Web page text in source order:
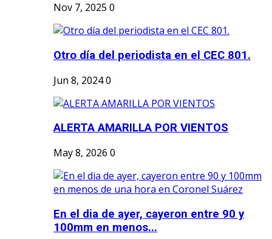
Nov 7, 2025 0
Otro día del periodista en el CEC 801.
Jun 8, 20240
ALERTA AMARILLA POR VIENTOS
May 8, 2026 0
En el dia de ayer, cayeron entre 90 y
100mm en menos...